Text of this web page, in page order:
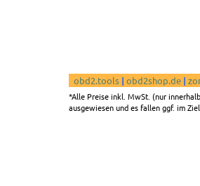
obd2.tools | obd2shop.de |
*Alle Preise inkl. MwSt. (nur
ausgewiesen und es fallen ggf. im